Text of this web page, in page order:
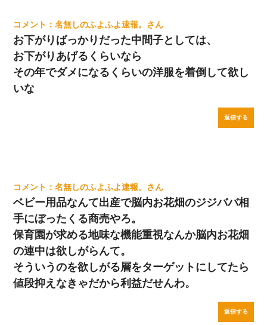
名無しのふよふよ速報。
お下がりばっかりだった中間子としては、
お下がりあげるくらいなら
その年でダメになるくらいの洋服を着倒して欲し
いな
返信する
名無しのふよふよ速報。
ベビー用品なんて出産で脳内お花畑のジジババ相
手にぼったくる商売やろ。
保育園が求める地味な機能重視なんか脳内お花畑
の連中は欲しがらんて。
そういうのを欲しがる層をターゲットにしてたら
値段抑えなきゃだから利益だせんわ。
返信する